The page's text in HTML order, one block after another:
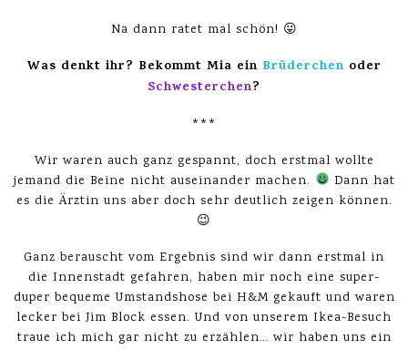
Na dann ratet mal schön! 😛
Was denkt ihr? Bekommt Mia ein Brüderchen oder
Schwesterchen?
***
Wir waren auch ganz gespannt, doch erstmal wollte
jemand die Beine nicht auseinander machen.
Dann hat
es die Ärztin uns aber doch sehr deutlich zeigen können.
😉
Ganz berauscht vom Ergebnis sind wir dann erstmal in
die Innenstadt gefahren, haben mir noch eine super-
duper bequeme Umstandshose bei H&M gekauft und waren
lecker bei Jim Block essen. Und von unserem Ikea-Besuch
traue ich mich gar nicht zu erzählen… wir haben uns ein